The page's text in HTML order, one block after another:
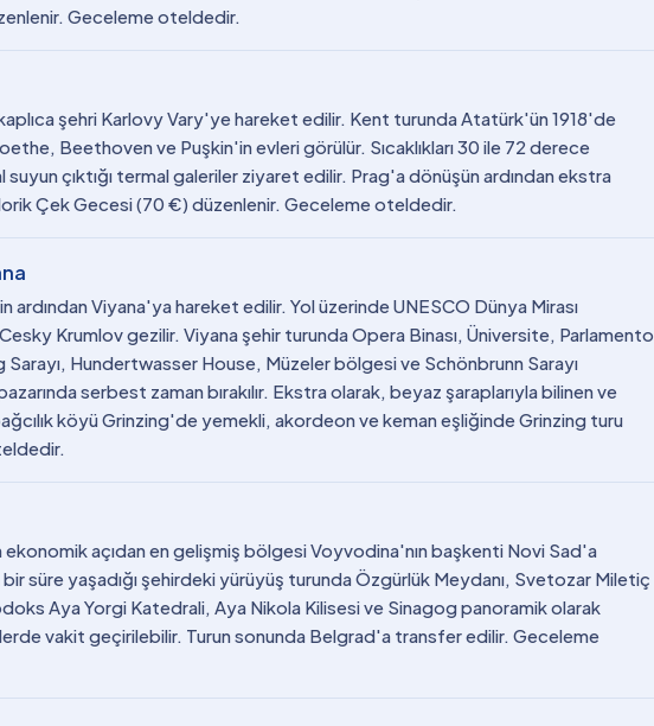
Geceleme oteldedir.
kaplıca şehri Karlovy Vary'ye hareket edilir. Kent turunda Atatürk'ün 1918'de
Beethoven ve Puşkin'in evleri görülür. Sıcaklıkları 30 ile 72 derece
suyun çıktığı termal galeriler ziyaret edilir. Prag'a dönüşün ardından ekstra
Çek Gecesi (70 €) düzenlenir. Geceleme oteldedir.
ardından Viyana'ya hareket edilir. Yol üzerinde UNESCO Dünya Mirası
Krumlov gezilir. Viyana şehir turunda Opera Binası, Üniversite, Parlamento
Hundertwasser House, Müzeler bölgesi ve Schönbrunn Sarayı
serbest zaman bırakılır. Ekstra olarak, beyaz şaraplarıyla bilinen ve
köyü Grinzing'de yemekli, akordeon ve keman eşliğinde Grinzing turu
ekonomik açıdan en gelişmiş bölgesi Voyvodina'nın başkenti Novi Sad'a
süre yaşadığı şehirdeki yürüyüş turunda Özgürlük Meydanı, Svetozar Miletiç
Aya Yorgi Katedrali, Aya Nikola Kilisesi ve Sinagog panoramik olarak
vakit geçirilebilir. Turun sonunda Belgrad'a transfer edilir. Geceleme